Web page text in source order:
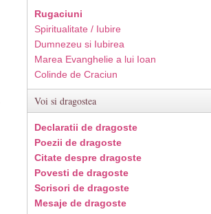
Rugaciuni
Spiritualitate / Iubire
Dumnezeu si Iubirea
Marea Evanghelie a lui Ioan
Colinde de Craciun
Voi si dragostea
Declaratii de dragoste
Poezii de dragoste
Citate despre dragoste
Povesti de dragoste
Scrisori de dragoste
Mesaje de dragoste